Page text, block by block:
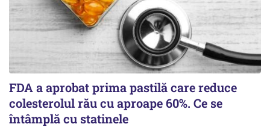
FDA a aprobat prima pastilă care reduce
colesterolul rău cu aproape 60%. Ce se
întâmplă cu statinele